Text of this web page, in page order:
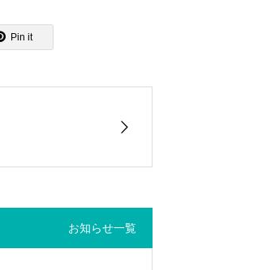
Pin it
お知らせ一覧